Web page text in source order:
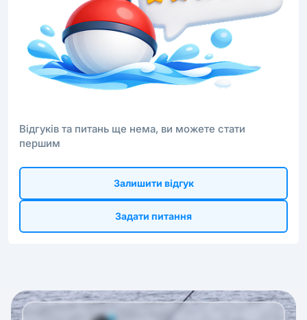
Відгуків та питань ще нема, ви можете стати
першим
Залишити відгук
Задати питання